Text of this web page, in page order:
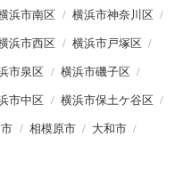
浜市南区 横浜市神奈川区
浜市西区 横浜市戸塚区
市泉区 横浜市磯子区
市中区 横浜市保土ケ谷区
相模原市 大和市